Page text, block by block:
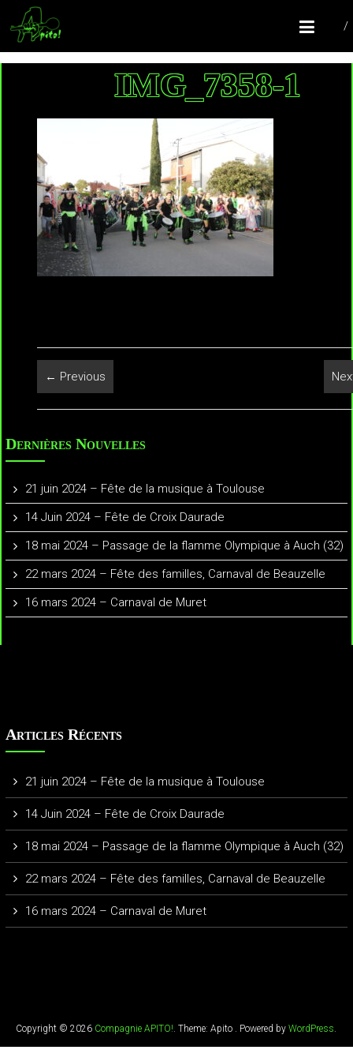
COMPAGNIE APITO!
Batucada Colomiers
IMG_7358-1
← Previous
Dernières Nouvelles
21 juin 2024 – Fête de la musique à Toulouse
14 Juin 2024 – Fête de Croix Daurade
18 mai 2024 – Passage de la flamme Olympique à Auch (32)
22 mars 2024 – Fête des familles, Carnaval de Beauzelle
16 mars 2024 – Carnaval de Muret
Articles Récents
21 juin 2024 – Fête de la musique à Toulouse
14 Juin 2024 – Fête de Croix Daurade
18 mai 2024 – Passage de la flamme Olympique à Auch (32)
22 mars 2024 – Fête des familles, Carnaval de Beauzelle
16 mars 2024 – Carnaval de Muret
Copyright © 2026 Compagnie APITO!. Theme: Apito . Powered byWordPress.